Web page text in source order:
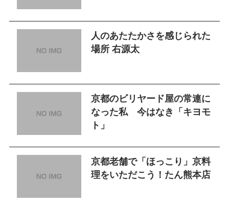
人のあたたかさを感じられた
場所 右源太
京都のビリヤード屋の常連に
なった私 今はなき「キヨモ
ト」
京都老舗で「ほっこり」京料
理をいただこう！たん熊本店